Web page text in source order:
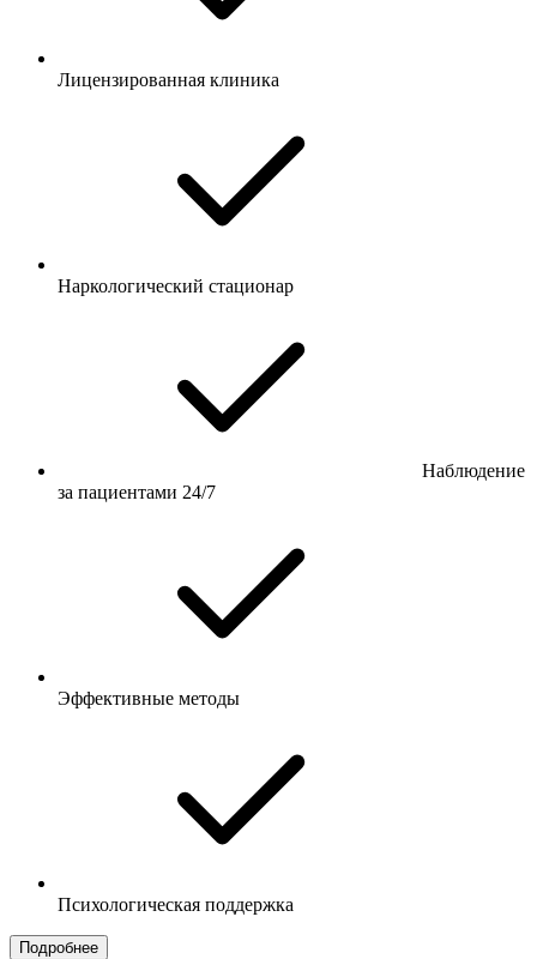
Лицензированная клиника
Наркологический стационар
Наблюдение
за пациентами 24/7
Эффективные методы
Психологическая поддержка
Подробнее